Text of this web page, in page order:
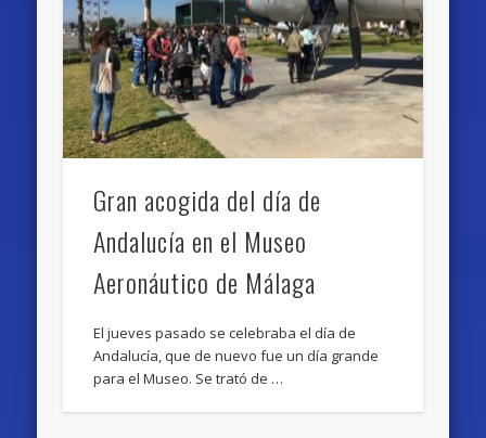
Gran acogida del día de
Andalucía en el Museo
Aeronáutico de Málaga
El jueves pasado se celebraba el día de
Andalucía, que de nuevo fue un día grande
para el Museo. Se trató de …